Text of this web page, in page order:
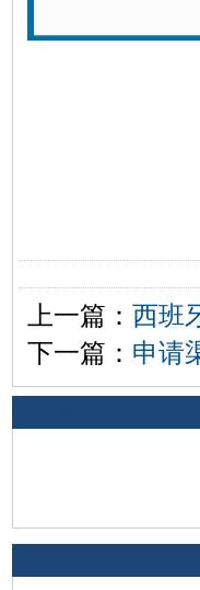
上一篇： 西班
下一篇： 申请